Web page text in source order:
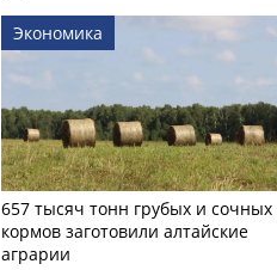
Экономика
657 тысяч тонн грубых и сочных
кормов заготовили алтайские
аграрии